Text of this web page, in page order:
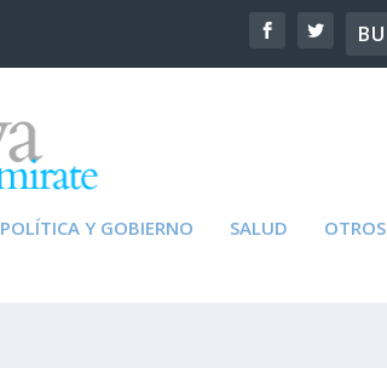
POLÍTICA Y GOBIERNO SALUD OTROS